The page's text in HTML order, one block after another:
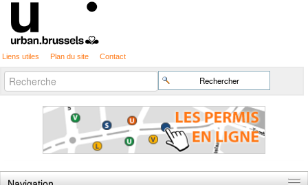
Liens utiles Plan du site Contact
Chercher par
Recherche
avancée…